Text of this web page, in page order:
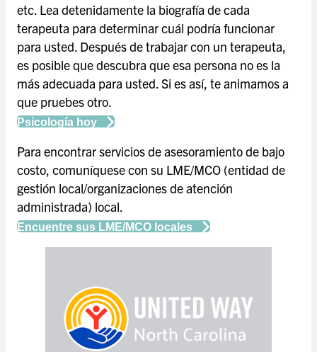
etc. Lea detenidamente la biografía de cada
terapeuta para determinar cuál podría funcionar
para usted. Después de trabajar con un terapeuta,
es posible que descubra que esa persona no es la
más adecuada para usted. Si es así, te animamos a
que pruebes otro.
Psicología hoy
Para encontrar servicios de asesoramiento de bajo
costo, comuníquese con su LME/MCO (entidad de
gestión local/organizaciones de atención
administrada) local.
Encuentre sus LME/MCO locales